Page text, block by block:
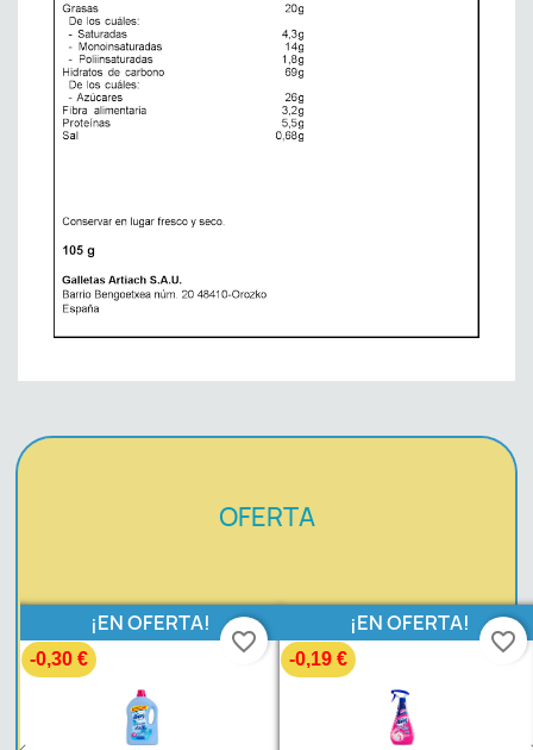
OFERTA
favorite_border
¡EN OFERTA!
-0,19 €
favorite_border
¡EN OFERTA!
-0,20 €